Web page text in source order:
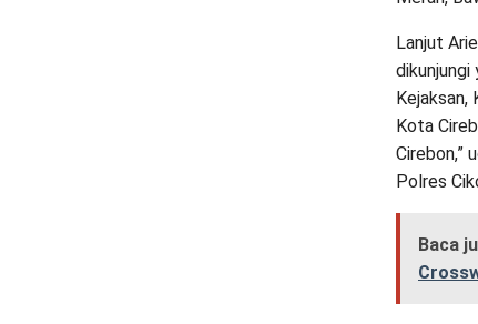
Lanjut
dikunjungi
Kejaksan,
Kota
Cirebon,”
Polres
Baca